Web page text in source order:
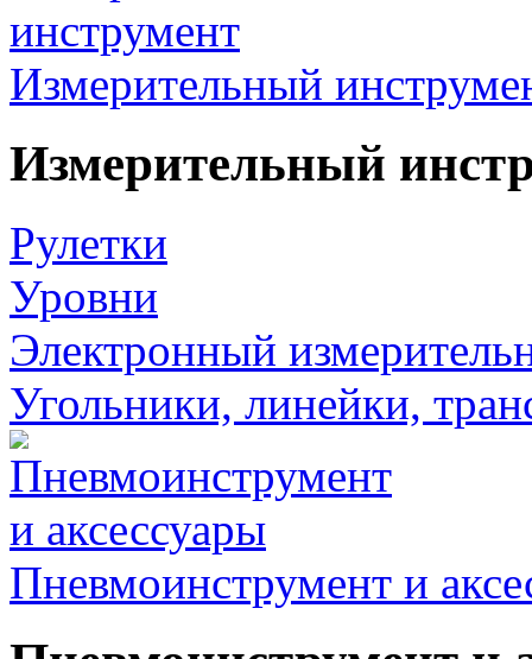
Измерительный
Измерительный
Рулетки
Уровни
Электронный
Угольники, линейки,
Пневмоинструмент и